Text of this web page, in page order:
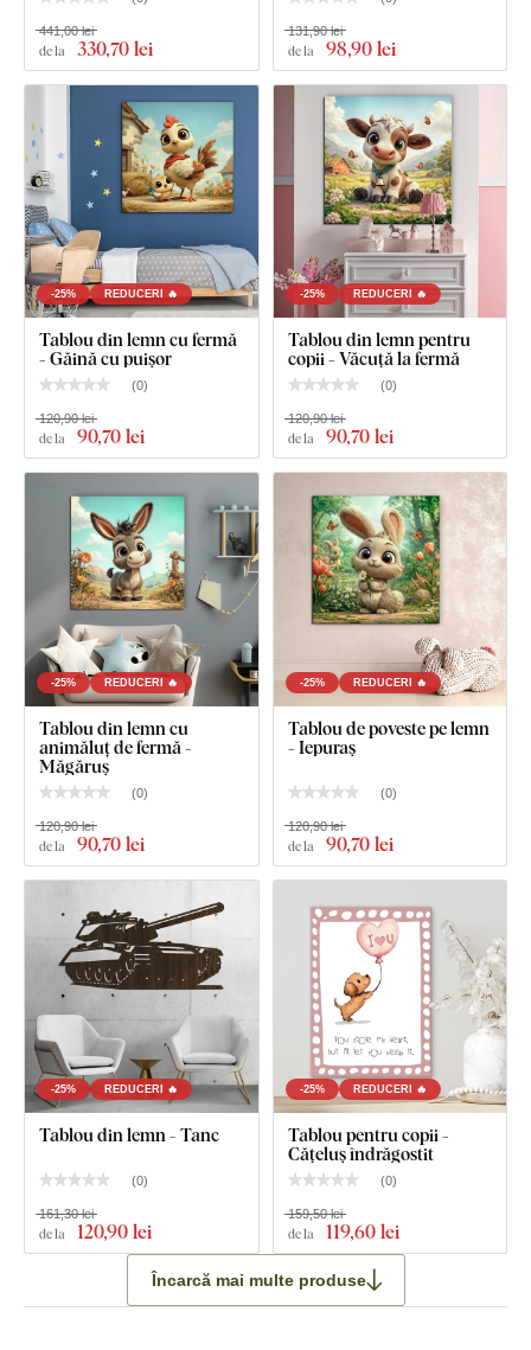
Tabloul are un cârlig.
Dimensiunea de 66x66 cm și 90x90 cm - Tabloul are 2
Ce este inclus în pachet?
Tablou din lemn pentru copii - Cocoș la fermă
Cârlig(e) montat(e) în prealabil pe partea din spate a
tabloului
Instrucțiuni clare pentru monta
de la 330,70 lei
441,00 lei
de la 98,90 lei
131,90 lei
-25% REDUCERI 🔥
Tablou din lemn cu fermă
- Găină cu puișor
(0)
de la 90,70 lei
120,90 lei
-25% REDUCERI 🔥
Tablou din lemn pentru
copii - Văcuță la fermă
(0)
de la 90,70 lei
120,90 lei
-25% REDUCERI 🔥
Tablou din lemn cu
animăluț de fermă -
Măgăruș
(0)
de la 90,70 lei
120,90 lei
-25% REDUCERI 🔥
Tablou de poveste pe lemn
- Iepuraș
(0)
de la 90,70 lei
120,90 lei
-25% REDUCERI 🔥
Tablou din lemn - Tanc
(0)
de la 120,90 lei
161,30 lei
-25% REDUCERI 🔥
Tablou pentru copii -
Cățeluș îndrăgostit
(0)
de la 119,60 lei
159,50 lei
Încarcă mai multe produse